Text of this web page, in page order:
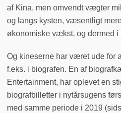
af Kina, men omvendt vægter
og langs kysten, væsentligt
økonomiske vækst, og dermed
Og kineserne har været ude for
f.eks. i biografen. En af
Entertainment, har oplevet en
biografbilletter i nytårsugens
med samme periode i 2019